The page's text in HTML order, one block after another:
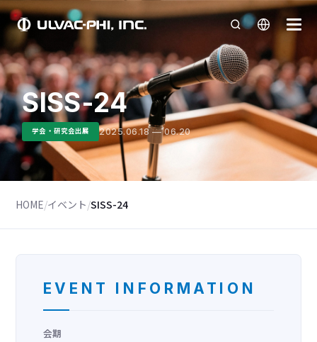
SISS-24
学会・研究会出展 2025.06.18 — 06.20
HOME/イベント/SISS-24
EVENT INFORMATION
会期